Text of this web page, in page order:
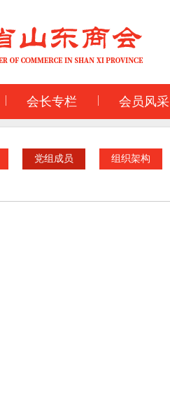
会长专栏 会员风采
党组成员 组织架构